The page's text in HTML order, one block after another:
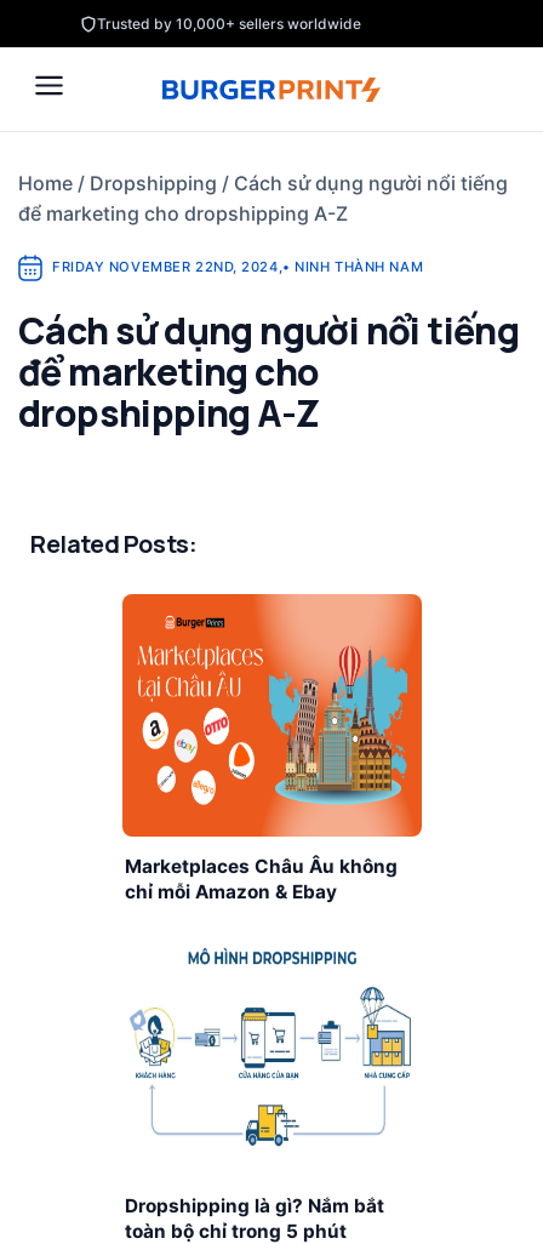
to
content
Trusted by 10,000+ sellers worldwide
Home / Dropshipping / Cách sử dụng người nổi tiếng
để marketing cho dropshipping A-Z
FRIDAY NOVEMBER 22ND, 2024,• NINH THÀNH NAM
Cách sử dụng người nổi tiếng
để marketing cho
dropshipping A-Z
Related Posts:
Marketplaces Châu Âu không
chỉ mỗi Amazon & Ebay
Dropshipping là gì? Nắm bắt
toàn bộ chỉ trong 5 phút